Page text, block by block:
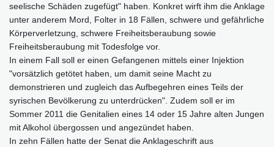
seelische Schäden zugefügt" haben. Konkret wirft ihm die Anklage
unter anderem Mord, Folter in 18 Fällen, schwere und gefährliche
Körperverletzung, schwere Freiheitsberaubung sowie
Freiheitsberaubung mit Todesfolge vor.
In einem Fall soll er einen Gefangenen mittels einer Injektion
"vorsätzlich getötet haben, um damit seine Macht zu
demonstrieren und zugleich das Aufbegehren eines Teils der
syrischen Bevölkerung zu unterdrücken". Zudem soll er im
Sommer 2011 die Genitalien eines 14 oder 15 Jahre alten Jungen
mit Alkohol übergossen und angezündet haben.
In zehn Fällen hatte der Senat die Anklageschrift aus